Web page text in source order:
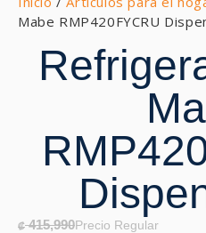
Mabe RMP420FYCRU
₡415,990